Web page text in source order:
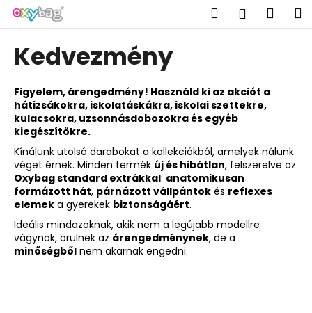
Ugrás
fő
tartalomhoz
Keresés
Kedvezmény
Figyelem, árengedmény! Használd ki az akciót a
hátizsákokra, iskolatáskákra, iskolai szettekre,
kulacsokra, uzsonnásdobozokra és egyéb
kiegészítőkre.
Kínálunk utolsó darabokat a kollekciókból, amelyek nálunk
véget érnek. Minden termék új és hibátlan, felszerelve az
Oxybag standard extrákkal: anatomikusan
formázott hát, párnázott vállpántok és reflexes
elemek a gyerekek biztonságáért.
Ideális mindazoknak, akik nem a legújabb modellre
vágynak, örülnek az árengedménynek, de a
minőségből nem akarnak engedni.
o
i
t
k
e
r
e
s
?